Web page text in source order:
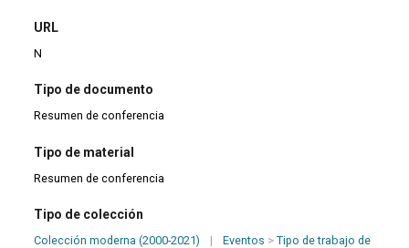
URL
N
Tipo de documento
Resumen de conferencia
Tipo de material
Resumen de conferencia
Tipo de colección
Colección moderna (2000-2021) | Eventos >Tipo de trabajo de